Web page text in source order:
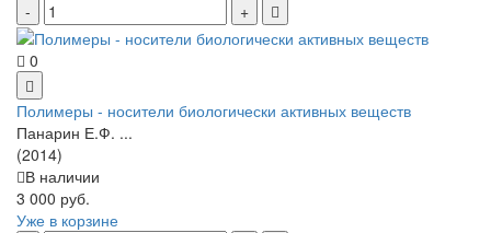
0
Полимеры - носители биологически активных веществ
Панарин Е.Ф. ...
(2014)
В наличии
3 000 руб.
Уже в корзине